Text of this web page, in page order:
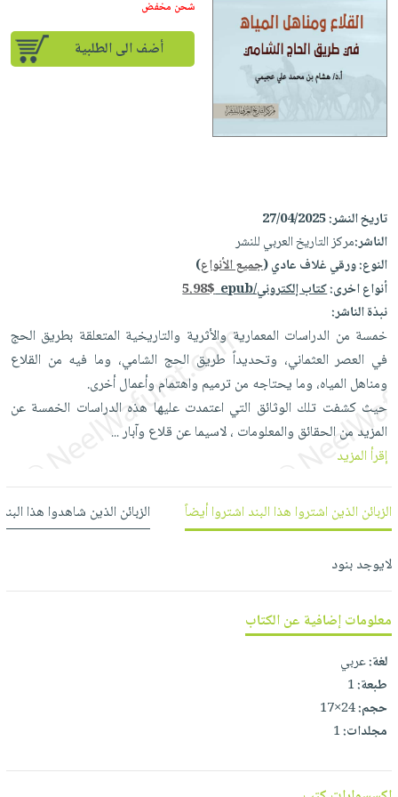
Ai
إختيارات
كتب
بلا
حدود
أسئلة
Android
تحميل
iKitab
على
Apple
أسئلة
يتكرر
طرحها
تحميل
على
masmu3
على
Apple
المواضيع
الأكثر
جوائز
تعليمية
جديد
العناية
الشخصية
العناية
وتصفيف
الشعر
العناية
بالجسم
العناية
بالأسنان
الحمية
والتغذية
المطبخ
والسفرة
جديد
الكل
أواني
الطهي
أدوات
الخبز
أدوات
المائدة
أدوات
متجر
الهدايا
أقسام
الأكثر
مبيعاً
العودة
للمدارس
اكسسوارات
كتب
اكسسوارات
منزلية
اكسسوارات
ملابس
مطرزات
حقائب
حلي
بالذات
شحن
مجاني
اشتراكات
كل
الاشتراكات
صندوق
القراءة
iKitab
بلا
حدود
متقدم
وفرات
عن
الشركة
الشركة
حسابك
شحن مخفض
أضف الى الطلبية
تاريخ النشر:27/04/2025
الناشر:مركز التاريخ العربي للنشر
النوع:ورقي غلاف عادي (جميع الأنواع)
أنواع اخرى:كتاب إلكتروني/epub
5.98$
نبذة الناشر:
خمسة من الدراسات المعمارية والأثرية والتاريخية المتعلقة بطريق الحج
في العصر العثماني، وتحديداً طريق الحج الشامي، وما فيه من القلاع
ومناهل المياه، وما يحتاجه من ترميم واهتمام وأعمال أخرى.
حيث كشفت تلك الوثائق التي اعتمدت عليها هذه الدراسات الخمسة عن
المزيد من الحقائق والمعلومات ، لاسيما عن قلاع وآبار...
إقرأ المزيد
الزبائن الذين اشتروا هذا البند اشتروا أيضاً الزبائن الذين شاهدوا هذا
لايوجد بنود
معلومات إضافية عن الكتاب
لغة:عربي
طبعة:1
حجم:24×17
مجلدات:1